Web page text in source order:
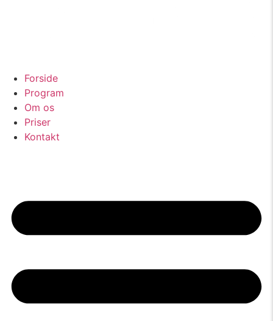
Forside
Program
Om os
Priser
Kontakt